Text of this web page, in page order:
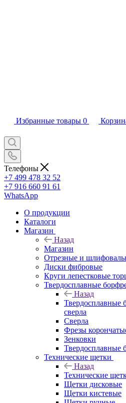
Избранные товары 0
Телефоны
+7 499 478 32 52
+7 916 660 91 61
WhatsApp
О продукции
Каталоги
Магазин
Назад
Магазин
Отрезные и
Диски фибровые
Круги лепестковые
Твердосплавные
Назад
Твердосплавные
сверла
Сверла
Фрезы
Зенковки
Твердосплавные
Технические щетки
Назад
Технические
Щетки дисковые
Щетки кистевые